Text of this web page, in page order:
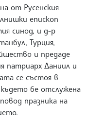
от Русенския
епископ
синод, и д-р
Турция,
и предаде
патриарх Даниил и
се състоя в
където бе отслужена
празника на